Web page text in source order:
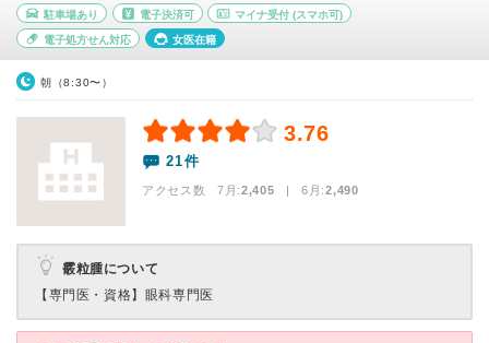
駐車場あり 電子決済可 マイナ受付 (スマホ可)
電子処方せん対応 女医在籍
朝（8:30〜）
3.76
21件
アクセス数 7月:2,405 | 6月:2,490
霰粒腫について
【専門医・資格】 眼科専門医